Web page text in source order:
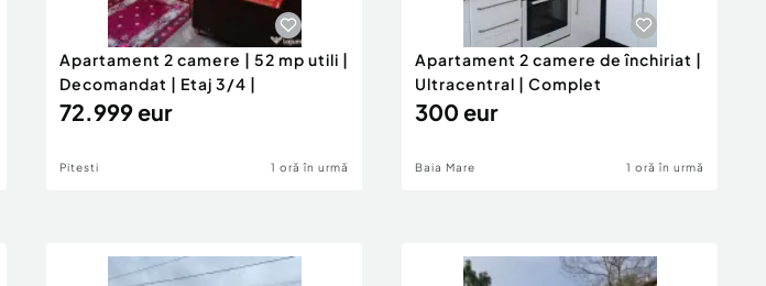
Apartament 2 camere | 52 mp utili |
Decomandat | Etaj 3/4 |
72.999 eur
Pitesti 1 oră în urmă
Apartament 2 camere de închiriat |
Ultracentral | Complet
300 eur
Baia Mare 1 oră în urmă